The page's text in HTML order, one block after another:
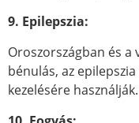
9. Epilepszia:
Oroszországban és a
bénulás, az
kezelésére használják.